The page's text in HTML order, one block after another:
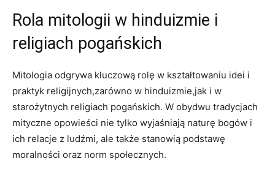
Rola mitologii w hinduizmie i
religiach pogańskich
Mitologia odgrywa kluczową rolę w kształtowaniu idei i
praktyk religijnych,zarówno w hinduizmie,jak i w
starożytnych religiach pogańskich. W obydwu tradycjach
mityczne opowieści nie tylko wyjaśniają naturę bogów i
ich relacje z ludźmi, ale także stanowią podstawę
moralności oraz norm społecznych.